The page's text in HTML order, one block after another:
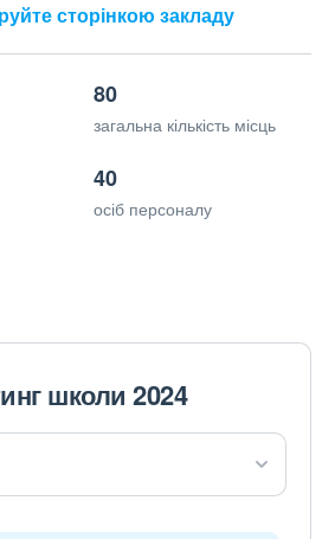
сторінкою закладу
80
загальна кількість місць
40
осіб персоналу
школи 2024